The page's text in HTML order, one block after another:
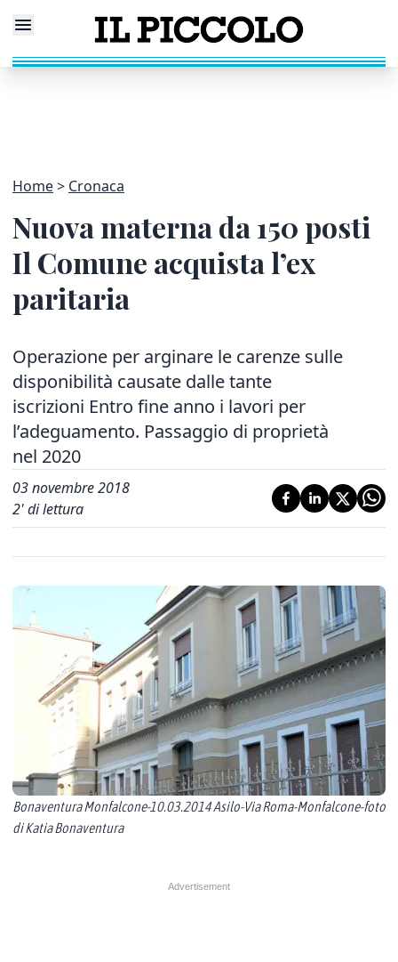
Home Cronaca
Nuova materna da 150 posti
Il Comune acquista l’ex
paritaria
Operazione per arginare le carenze sulle
disponibilità causate dalle tante
iscrizioni Entro fine anno i lavori per
l’adeguamento. Passaggio di proprietà
nel 2020
03 novembre 2018
2' di lettura
Bonaventura Monfalcone-10.03.2014 Asilo-Via Roma-Monfalcone-foto
di Katia Bonaventura